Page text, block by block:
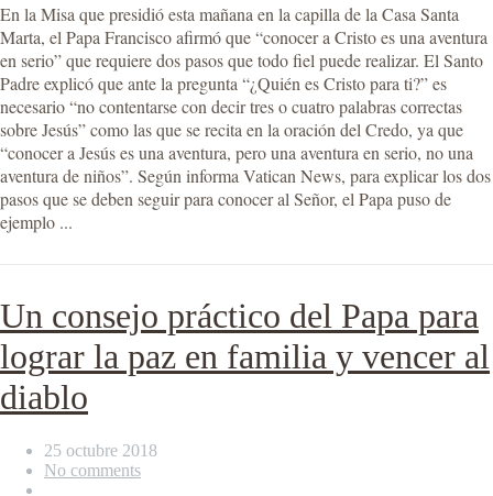
En la Misa que presidió esta mañana en la capilla de la Casa Santa
Marta, el Papa Francisco afirmó que “conocer a Cristo es una aventura
en serio” que requiere dos pasos que todo fiel puede realizar. El Santo
Padre explicó que ante la pregunta “¿Quién es Cristo para ti?” es
necesario “no contentarse con decir tres o cuatro palabras correctas
sobre Jesús” como las que se recita en la oración del Credo, ya que
“conocer a Jesús es una aventura, pero una aventura en serio, no una
aventura de niños”. Según informa Vatican News, para explicar los dos
pasos que se deben seguir para conocer al Señor, el Papa puso de
ejemplo ...
Un consejo práctico del Papa para
lograr la paz en familia y vencer al
diablo
25 octubre 2018
No comments